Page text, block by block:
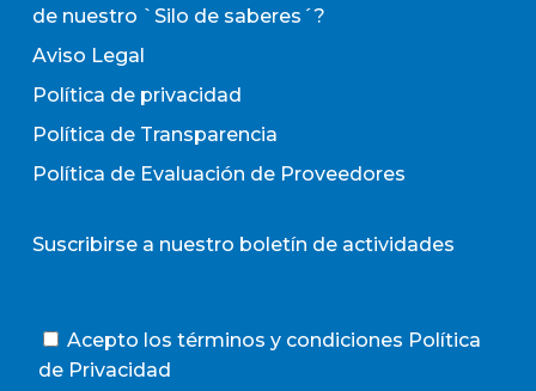
de nuestro `Silo de saberes´?
Aviso Legal
Política de privacidad
Política de Transparencia
Política de Evaluación de Proveedores
Suscribirse a nuestro boletín de actividades
Acepto los términos y condiciones Política
de Privacidad